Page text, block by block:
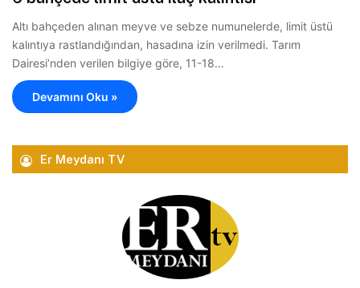
Altı bahçeden alınan meyve ve sebze numunelerde, limit üstü
kalıntıya rastlandığından, hasadına izin verilmedi. Tarım
Dairesi’nden verilen bilgiye göre, 11-18…
Devamını Oku »
Er Meydanı TV